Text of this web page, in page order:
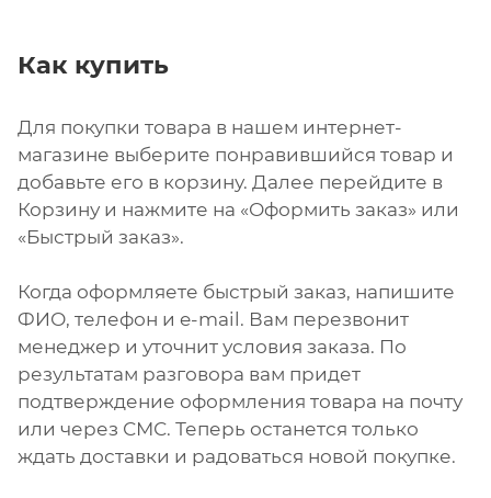
Как купить
Для покупки товара в нашем интернет-
магазине выберите понравившийся товар и
добавьте его в корзину. Далее перейдите в
Корзину и нажмите на «Оформить заказ» или
«Быстрый заказ».
Когда оформляете быстрый заказ, напишите
ФИО, телефон и e-mail. Вам перезвонит
менеджер и уточнит условия заказа. По
результатам разговора вам придет
подтверждение оформления товара на почту
или через СМС. Теперь останется только
ждать доставки и радоваться новой покупке.